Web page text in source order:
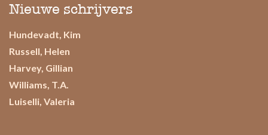
Nieuwe schrijvers
Hundevadt, Kim
Russell, Helen
Harvey, Gillian
Williams, T.A.
Luiselli, Valeria